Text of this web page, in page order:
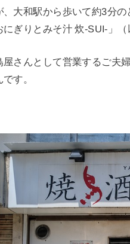
、大和駅から歩いて約3分の
にぎりとみそ汁 炊-SUI-」（
屋さんとして営業するご夫
す。